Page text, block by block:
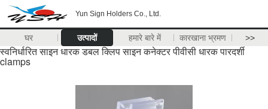
Yun Sign Holders Co., Ltd.
घर उत्पादों हमारे बारे में कारखाना भ्रमण >>
स्वनिर्धारित साइन धारक डबल क्लिप साइन कनेक्टर पीवीसी धारक पारदर्शी
clamps